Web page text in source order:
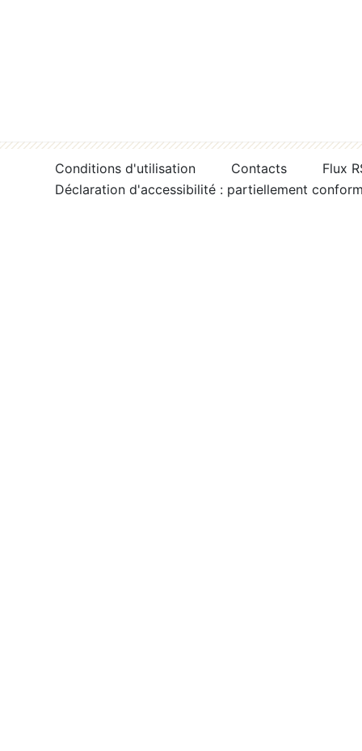
Conditions d'utilisation Contacts
Flux
Déclaration d'accessibilité : partiellement